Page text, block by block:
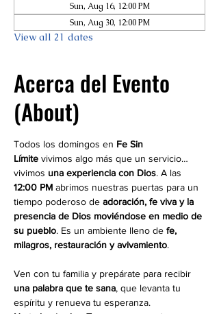
Sun, Aug 16, 12:00 PM
Sun, Aug 30, 12:00 PM
View all 21 dates
Acerca del Evento
(About)
Todos los domingos en Fe Sin
Límite vivimos algo más que un servicio…
vivimos una experiencia con Dios. A las
12:00 PM abrimos nuestras puertas para un
tiempo poderoso de adoración, fe viva y la
presencia de Dios moviéndose en medio de
su pueblo. Es un ambiente lleno de fe,
milagros, restauración y avivamiento.
Ven con tu familia y prepárate para recibir
una palabra que te sana, que levanta tu
espíritu y renueva tu esperanza.